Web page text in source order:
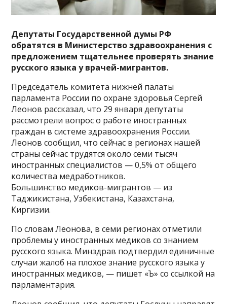
Депутаты Государственной думы РФ
обратятся в Министерство здравоохранения с
предложением тщательнее проверять знание
русского языка у врачей-мигрантов.
Председатель комитета нижней палаты
парламента России по охране здоровья Сергей
Леонов рассказал, что 29 января депутаты
рассмотрели вопрос о работе иностранных
граждан в системе здравоохранения России.
Леонов сообщил, что сейчас в регионах нашей
страны сейчас трудятся около семи тысяч
иностранных специалистов — 0,5% от общего
количества медработников.
Большинство медиков-мигрантов — из
Таджикистана, Узбекистана, Казахстана,
Киргизии.
По словам Леонова, в семи регионах отметили
проблемы у иностранных медиков со знанием
русского языка. Минздрав подтвердил единичные
случаи жалоб на плохое знание русского языка у
иностранных медиков, — пишет «Ъ» со ссылкой на
парламентария.